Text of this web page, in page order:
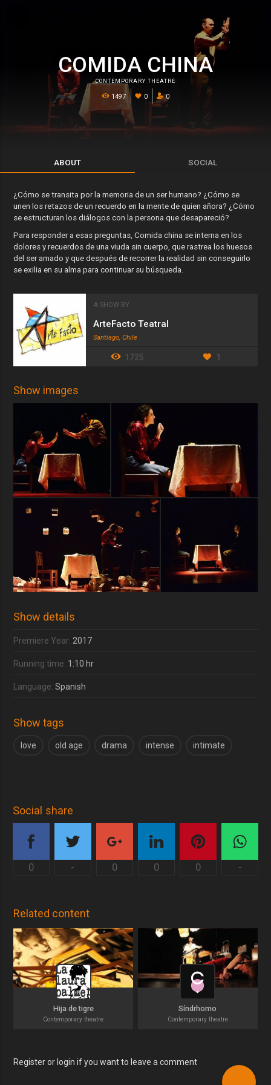
COMIDA CHINA
CONTEMPORARY THEATRE
1497 0 0
ABOUT SOCIAL
¿Cómo se transita por la memoria de un ser humano? ¿Cómo se
unen los retazos de un recuerdo en la mente de quien añora? ¿Cómo
se estructuran los diálogos con la persona que desapareció?
Para responder a esas preguntas, Comida china se interna en los
dolores y recuerdos de una viuda sin cuerpo, que rastrea los huesos
del ser amado y que después de recorrer la realidad sin conseguirlo
se exilia en su alma para continuar su búsqueda.
A SHOW BY
ArteFacto Teatral
Santiago, Chile
1725 1
Show images
Show details
Premiere Year: 2017
Running time: 1:10 hr
Language:Spanish
Show tags
love old age drama intense intimate
Social share
0 - 0 0 0 -
Related content
Hija de tigre
Contemporary theatre
Síndrhomo
Contemporary theatre
Register or login if you want to leave a comment